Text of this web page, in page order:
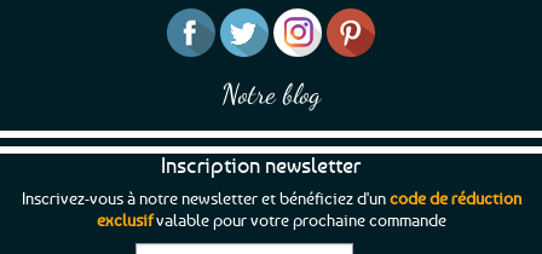
Notre blog
Inscription newsletter
Inscrivez-vous à notre newsletter et bénéficiez d'uncode de réduction
exclusifvalable pour votre prochaine commande